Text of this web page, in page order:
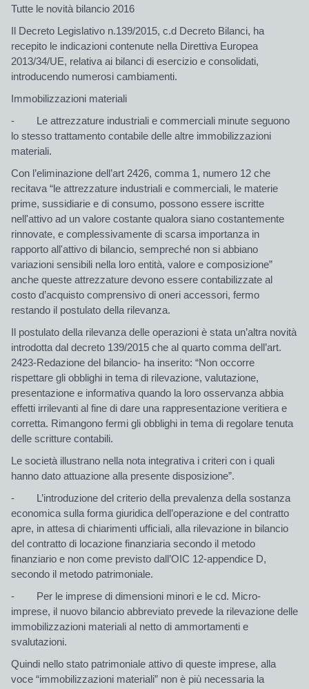
Tutte le novità bilancio 2016
Il Decreto Legislativo n.139/2015, c.d Decreto Bilanci, ha
recepito le indicazioni contenute nella Direttiva Europea
2013/34/UE, relativa ai bilanci di esercizio e consolidati,
introducendo numerosi cambiamenti.
Immobilizzazioni materiali
- Le attrezzature industriali e commerciali minute seguono
lo stesso trattamento contabile delle altre immobilizzazioni
materiali.
Con l’eliminazione dell’art 2426, comma 1, numero 12 che
recitava “le attrezzature industriali e commerciali, le materie
prime, sussidiarie e di consumo, possono essere iscritte
nell'attivo ad un valore costante qualora siano costantemente
rinnovate, e complessivamente di scarsa importanza in
rapporto all'attivo di bilancio, sempreché non si abbiano
variazioni sensibili nella loro entità, valore e composizione”
anche queste attrezzature devono essere contabilizzate al
costo d’acquisto comprensivo di oneri accessori, fermo
restando il postulato della rilevanza.
Il postulato della rilevanza delle operazioni è stata un’altra novità
introdotta dal decreto 139/2015 che al quarto comma dell’art.
2423-Redazione del bilancio- ha inserito: “Non occorre
rispettare gli obblighi in tema di rilevazione, valutazione,
presentazione e informativa quando la loro osservanza abbia
effetti irrilevanti al fine di dare una rappresentazione veritiera e
corretta. Rimangono fermi gli obblighi in tema di regolare tenuta
delle scritture contabili.
Le società illustrano nella nota integrativa i criteri con i quali
hanno dato attuazione alla presente disposizione”.
- L’introduzione del criterio della prevalenza della sostanza
economica sulla forma giuridica dell’operazione e del contratto
apre, in attesa di chiarimenti ufficiali, alla rilevazione in bilancio
del contratto di locazione finanziaria secondo il metodo
finanziario e non come previsto dall’OIC 12-appendice D,
secondo il metodo patrimoniale.
- Per le imprese di dimensioni minori e le cd. Micro-
imprese, il nuovo bilancio abbreviato prevede la rilevazione delle
immobilizzazioni materiali al netto di ammortamenti e
svalutazioni.
Quindi nello stato patrimoniale attivo di queste imprese, alla
voce “immobilizzazioni materiali” non è più necessaria la